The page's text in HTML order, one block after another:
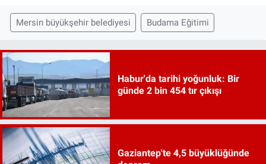
Mersin büyükşehir belediyesi Budama Eğitimi
Habur'da tarihi yoğunluk: Bir
günde 2 bin 454 tır çıkışı
Gaziantep'te 4,5 büyüklüğünde